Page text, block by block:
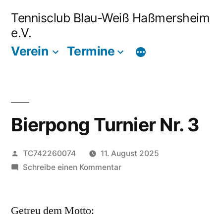
Inhalt
springen
Tennisclub Blau-Weiß Haßmersheim
e.V.
Verein
Termine
Bierpong Turnier Nr. 3
Veröffentlicht
von
TC742260074
11. August 2025
Schreibe einen Kommentarzu
Getreu dem Motto: